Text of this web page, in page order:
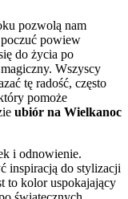
pozwolą nam
powiew
do życia po
Wszyscy
tę radość, często
pomoże
ubiór na Wielkanoc
i odnowienie.
inspiracją do stylizacji
to kolor uspokajający